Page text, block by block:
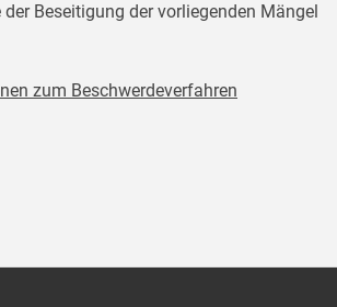
Beseitigung der vorliegenden Mängel
zum Beschwerdeverfahren